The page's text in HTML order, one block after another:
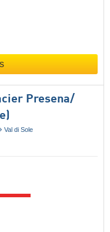
Presena/​
Val di Sole